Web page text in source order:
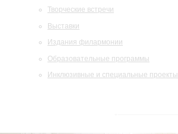
Творческие встречи
Выставки
Издания филармонии
Образовательные программы
Инклюзивные и специальные проекты